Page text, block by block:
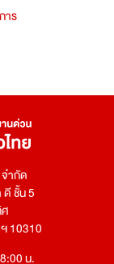
าร
ำกัด
ดี ชั้น 5
ฯ 10310
น.